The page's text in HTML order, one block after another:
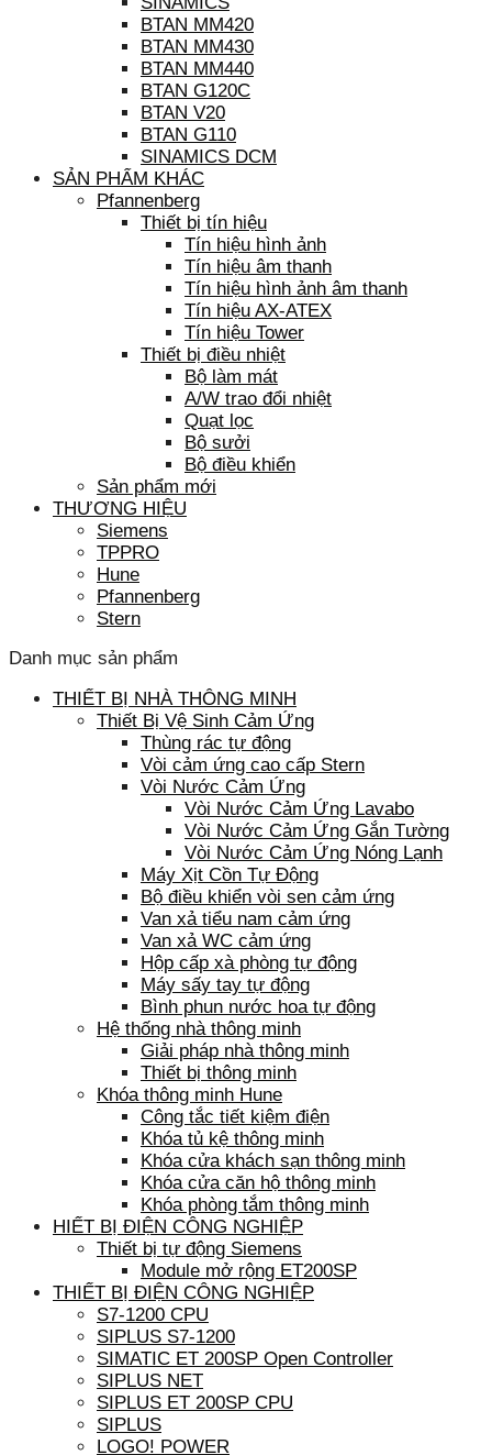
BTAN MM420
BTAN MM430
BTAN MM440
BTAN G120C
BTAN V20
BTAN G110
SINAMICS DCM
SẢN PHẨM KHÁC
Pfannenberg
Thiết bị tín hiệu
Tín hiệu hình ảnh
Tín hiệu âm thanh
Tín hiệu hình ảnh âm thanh
Tín hiệu AX-ATEX
Tín hiệu Tower
Thiết bị điều nhiệt
Bộ làm mát
A/W trao đổi nhiệt
Quạt lọc
Bộ sưởi
Bộ điều khiển
Sản phẩm mới
THƯƠNG HIỆU
Siemens
TPPRO
Hune
Pfannenberg
Stern
Danh mục sản phẩm
THIẾT BỊ NHÀ THÔNG MINH
Thiết Bị Vệ Sinh Cảm Ứng
Thùng rác tự động
Vòi cảm ứng cao cấp Stern
Vòi Nước Cảm Ứng
Vòi Nước Cảm Ứng Lavabo
Vòi Nước Cảm Ứng Gắn Tường
Vòi Nước Cảm Ứng Nóng Lạnh
Máy Xịt Cồn Tự Động
Bộ điều khiển vòi sen cảm ứng
Van xả tiểu nam cảm ứng
Van xả WC cảm ứng
Hộp cấp xà phòng tự động
Máy sấy tay tự động
Bình phun nước hoa tự động
Hệ thống nhà thông minh
Giải pháp nhà thông minh
Thiết bị thông minh
Khóa thông minh Hune
Công tắc tiết kiệm điện
Khóa tủ kệ thông minh
Khóa cửa khách sạn thông minh
Khóa cửa căn hộ thông minh
Khóa phòng tắm thông minh
HIẾT BỊ ĐIỆN CÔNG NGHIỆP
Thiết bị tự động Siemens
Module mở rộng ET200SP
THIẾT BỊ ĐIỆN CÔNG NGHIỆP
S7-1200 CPU
SIPLUS S7-1200
SIMATIC ET 200SP Open Controller
SIPLUS NET
SIPLUS ET 200SP CPU
SIPLUS
LOGO! POWER